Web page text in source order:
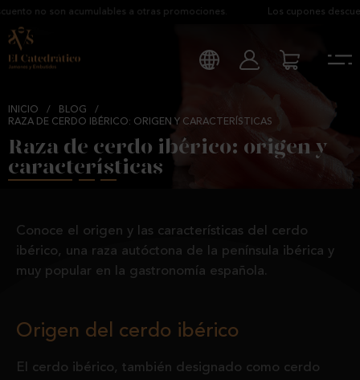
son acumulables a otras promociones. Los cupones descuento
INICIO / BLOG
/
RAZA DE CERDO IBÉRICO: ORIGEN Y CARACTERÍSTICAS
Raza de cerdo ibérico: origen y
características
Conoce el origen y las características del cerdo
ibérico, una raza autóctona de la península ibérica y
muy popular en la gastronomía española.
Origen del cerdo ibérico
El cerdo ibérico, también designado como cerdo